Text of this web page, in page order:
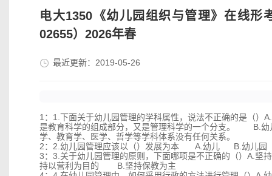
电大1350《幼儿园组织与管理》在线形
02655）2026年春
最近更新：2019-05-26
1：1.下面关于幼儿园管理的学科属性，说法不正确的是（） A.
是教育科学的组成部分，又是管理科学的一个分支。
B.幼
学、教育学、医学、哲学等学科体系没有任何关系。
2：2.幼儿园管理应该以（）发展为本
A. 幼儿
B.幼儿园
3：3.关于幼儿园管理的原则，下面哪项是不正确的（） A. 坚
持以营利为目的
B.坚持保教为主